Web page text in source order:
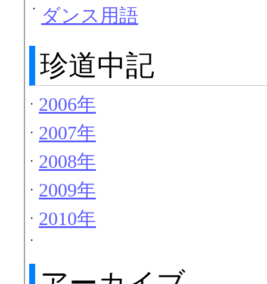
・ ダンス用語
珍道中記
・ 2006年
・ 2007年
・ 2008年
・ 2009年
・ 2010年
・